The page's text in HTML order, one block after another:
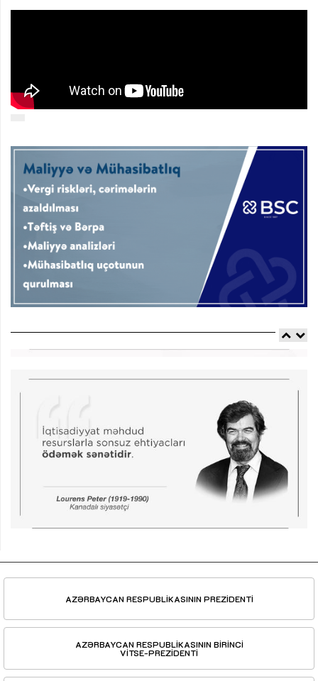
AZƏRBAYCAN RESPUBLİKASININ PREZİDENTİ
AZƏRBAYCAN RESPUBLİKASININ BİRİNCİ
VİTSE-PREZİDENTİ